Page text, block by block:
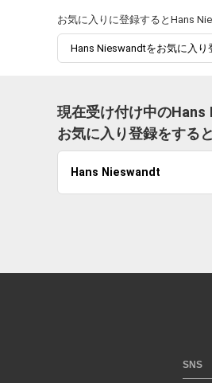
お気に入りに登録するとHans
Hans Nieswandtをお気に入り
現在受け付け中のHans
お気に入り登録をする
Hans Nieswandt
SNS